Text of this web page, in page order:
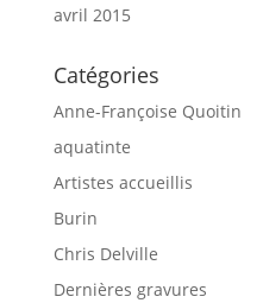
avril 2015
Catégories
Anne-Françoise Quoitin
aquatinte
Artistes accueillis
Burin
Chris Delville
Dernières gravures